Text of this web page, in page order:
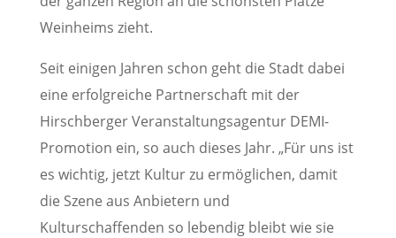
Weinheims zieht.
Seit einigen Jahren schon geht die Stadt dabei
eine erfolgreiche Partnerschaft mit der
Hirschberger Veranstaltungsagentur DEMI-
Promotion ein, so auch dieses Jahr. „Für uns ist
es wichtig, jetzt Kultur zu ermöglichen, damit
die Szene aus Anbietern und
Kulturschaffenden so lebendig bleibt wie sie